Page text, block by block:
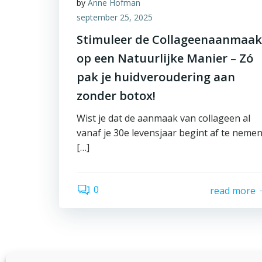
by Anne Hofman
september 25, 2025
Stimuleer de Collageenaanmaak
op een Natuurlijke Manier – Zó
pak je huidveroudering aan
zonder botox!
Wist je dat de aanmaak van collageen al
vanaf je 30e levensjaar begint af te
[…]
0 read more